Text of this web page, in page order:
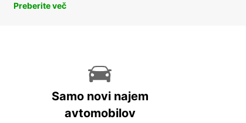
Preberite več
Samo novi najem
avtomobilov